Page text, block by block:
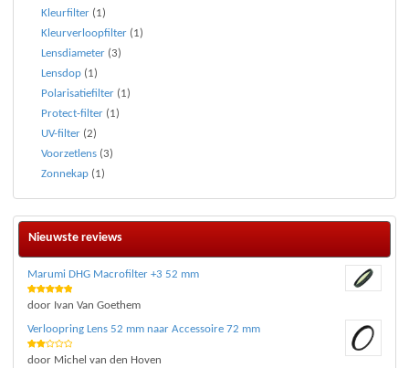
Kleurfilter (1)
Kleurverloopfilter (1)
Lensdiameter (3)
Lensdop (1)
Polarisatiefilter (1)
Protect-filter (1)
UV-filter (2)
Voorzetlens (3)
Zonnekap (1)
Nieuwste reviews
Marumi DHG Macrofilter +3 52 mm
Waardering
door Ivan Van Goethem
Verloopring Lens 52 mm naar Accessoire 72 mm
Waar
door Michel van den Hoven